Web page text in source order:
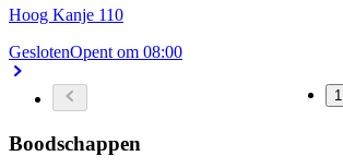
Hoog Kanje 110
GeslotenOpent om 08:00
1
Boodschappen